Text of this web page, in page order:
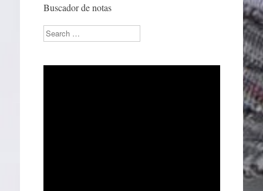
Buscador de notas
Search